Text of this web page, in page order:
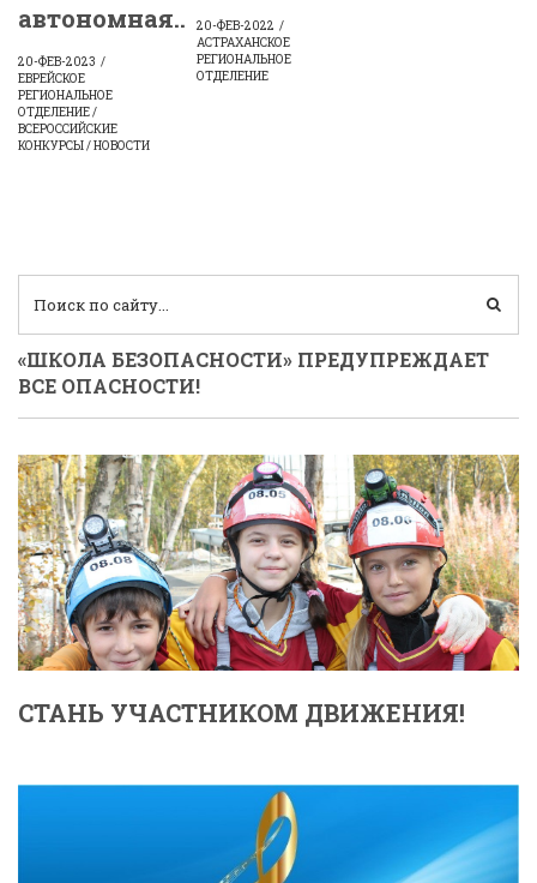
автономная..
20-ФЕВ-2023
ЕВРЕЙСКОЕ
РЕГИОНАЛЬНОЕ
ОТДЕЛЕНИЕ /
ВСЕРОССИЙСКИЕ
КОНКУРСЫ / НОВОСТИ
20-ФЕВ-2022
АСТРАХАНСКОЕ
РЕГИОНАЛЬНОЕ
ОТДЕЛЕНИЕ
«ШКОЛА БЕЗОПАСНОСТИ» ПРЕДУПРЕЖДАЕТ
ВСЕ ОПАСНОСТИ!
СТАНЬ УЧАСТНИКОМ ДВИЖЕНИЯ!